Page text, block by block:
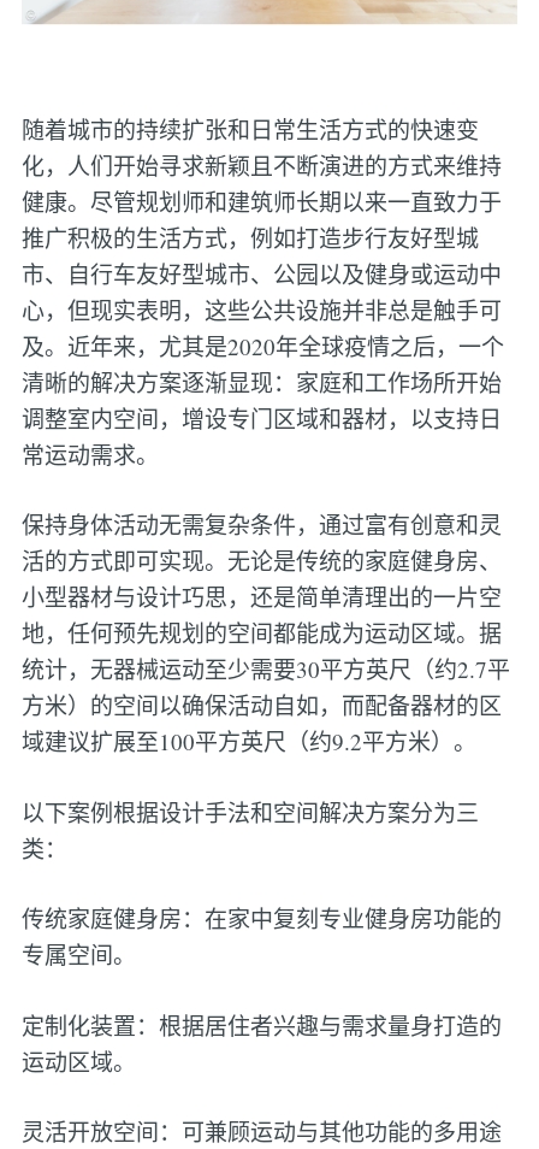
随着城市的持续扩张和日常生活方式的快速变
化，人们开始寻求新颖且不断演进的方式来维持
健康。尽管规划师和建筑师长期以来一直致力于
推广积极的生活方式，例如打造步行友好型城
市、自行车友好型城市、公园以及健身或运动中
心，但现实表明，这些公共设施并非总是触手可
及。近年来，尤其是2020年全球疫情之后，一个
清晰的解决方案逐渐显现：家庭和工作场所开始
调整室内空间，增设专门区域和器材，以支持日
常运动需求。
保持身体活动无需复杂条件，通过富有创意和灵
活的方式即可实现。无论是传统的家庭健身房、
小型器材与设计巧思，还是简单清理出的一片空
地，任何预先规划的空间都能成为运动区域。据
统计，无器械运动至少需要30平方英尺（约2.7平
方米）的空间以确保活动自如，而配备器材的区
域建议扩展至100平方英尺（约9.2平方米）。
以下案例根据设计手法和空间解决方案分为三
类：
传统家庭健身房：在家中复刻专业健身房功能的
专属空间。
定制化装置：根据居住者兴趣与需求量身打造的
运动区域。
灵活开放空间：可兼顾运动与其他功能的多用途